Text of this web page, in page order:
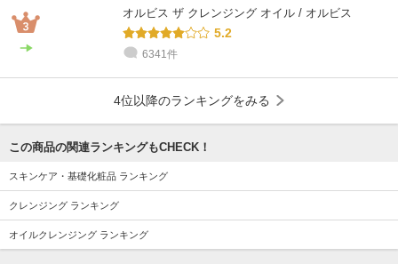
オルビス ザ クレンジング オイル / オルビス
5.2
6341件
4位以降のランキングをみる
この商品の関連ランキングもCHECK！
スキンケア・基礎化粧品 ランキング
クレンジング ランキング
オイルクレンジング ランキング